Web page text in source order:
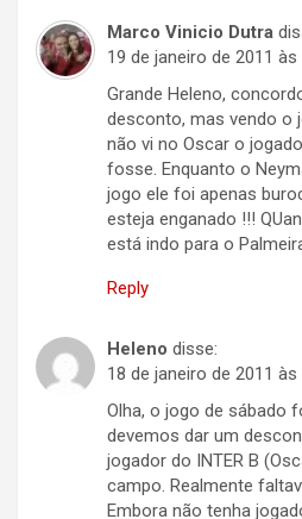
Marco Vinicio Dutra
19 de janeiro de 2011 às
Grande Heleno,
desconto, mas vendo o
não vi no Oscar o
fosse. Enquanto o
jogo ele foi apenas
esteja enganado !!!
está indo para o
Reply
Heleno disse:
18 de janeiro de 2011 às
Olha, o jogo de sábado
devemos dar um
jogador do INTER B
campo. Realmente
Embora não tenha